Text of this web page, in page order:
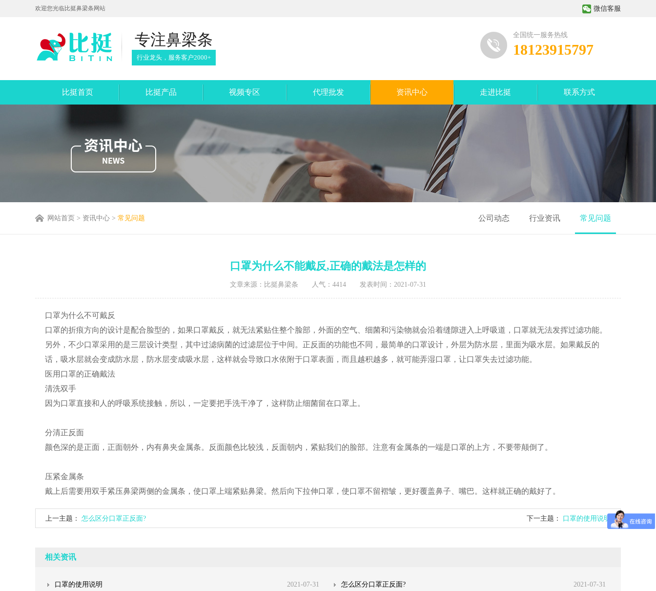
欢迎您光临比挺鼻梁条网站 微信客服
专注鼻梁条
行业龙头，服务客户2000+
全国统一服务热线
18123915797
比挺首页 比挺产品 视频专区 代理批发 资讯中心 走进比挺 联系方式
网站首页 > 资讯中心 > 常见问题 公司动态 行业资讯 常见问题
口罩为什么不能戴反,正确的戴法是怎样的
文章来源：比挺鼻梁条 人气：4414 发表时间：2021-07-31
口罩为什么不可戴反
口罩的折痕方向的设计是配合脸型的，如果口罩戴反，就无法紧贴住整个脸部，外面的空气、细菌和污染物就会沿着缝隙进入上呼吸道，口罩就无法发挥过滤功能。
另外，不少口罩采用的是三层设计类型，其中过滤病菌的过滤层位于中间。正反面的功能也不同，最简单的口罩设计，外层为防水层，里面为吸水层。如果戴反的
话，吸水层就会变成防水层，防水层变成吸水层，这样就会导致口水依附于口罩表面，而且越积越多，就可能弄湿口罩，让口罩失去过滤功能。
医用口罩的正确戴法
清洗双手
因为口罩直接和人的呼吸系统接触，所以，一定要把手洗干净了，这样防止细菌留在口罩上。
分清正反面
颜色深的是正面，正面朝外，内有鼻夹金属条。反面颜色比较浅，反面朝内，紧贴我们的脸部。注意有金属条的一端是口罩的上方，不要带颠倒了。
压紧金属条
戴上后需要用双手紧压鼻梁两侧的金属条，使口罩上端紧贴鼻梁。然后向下拉伸口罩，使口罩不留褶皱，更好覆盖鼻子、嘴巴。这样就正确的戴好了。
上一主题： 怎么区分口罩正反面? 下一主题： 口罩的使用说明
相关资讯
口罩的使用说明 2021-07-31 怎么区分口罩正反面? 2021-07-31